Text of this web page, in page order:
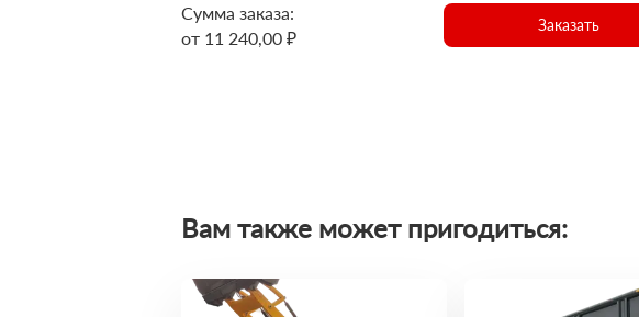
Сумма заказа:
от 11 240,00 ₽
Заказать
Вам также может пригодиться: